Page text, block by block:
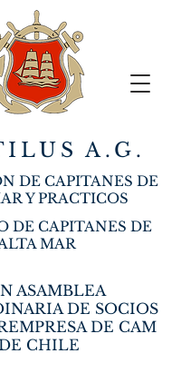
A.G.
DE CAPITANES DE
Y PRACTICOS
DE CAPITANES DE
MAR
ASAMBLEA
DE SOCIOS
DE CAM
CHILE